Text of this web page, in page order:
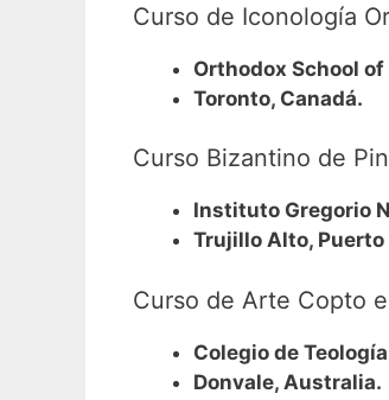
Curso de Iconología
Orthodox School
Toronto, Canadá.
Curso Bizantino de
Instituto Gregorio
Trujillo Alto, Puerto
Curso de Arte Copto
Colegio de
Donvale, Australia.